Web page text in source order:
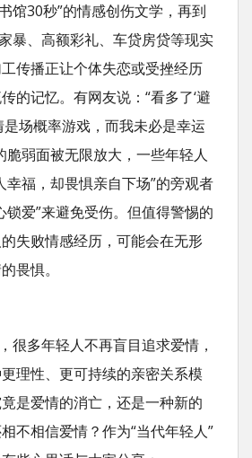
馆30秒”的情感创伤文学，再到
暴、高额彩礼、车贷房贷等现实
传播正让个体失恋或受挫经历
的记忆。有网友说：“看多了‘避
是场概率游戏，而我未必是幸运
脆弱面被无限放大，一些年轻人
幸福，却畏惧亲自下场”的旁观者
锁爱”来避免受伤。但值得警惕的
失败情感经历，可能会在无形
畏惧。
很多年轻人不再盲目追求爱情，
理性、更可持续的亲密关系模
是爱情的消亡，还是一种新的
不相信爱情？作为“当代年轻人”